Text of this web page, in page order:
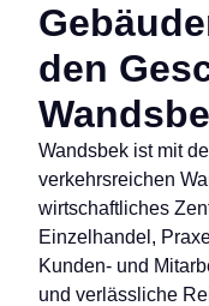
den
Wandsbek ist mit
verkehrsreichen
wirtschaftliches
Einzelhandel,
Kunden- und
und verlässliche